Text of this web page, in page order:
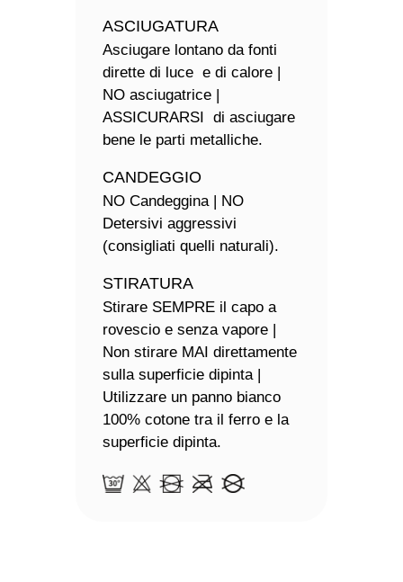
ASCIUGATURA
Asciugare lontano da fonti
dirette di luce e di calore |
NO asciugatrice |
ASSICURARSI di asciugare
bene le parti metalliche.
CANDEGGIO
NO Candeggina | NO
Detersivi aggressivi
(consigliati quelli naturali).
STIRATURA
Stirare SEMPRE il capo a
rovescio e senza vapore |
Non stirare MAI direttamente
sulla superficie dipinta |
Utilizzare un panno bianco
100% cotone tra il ferro e la
superficie dipinta.